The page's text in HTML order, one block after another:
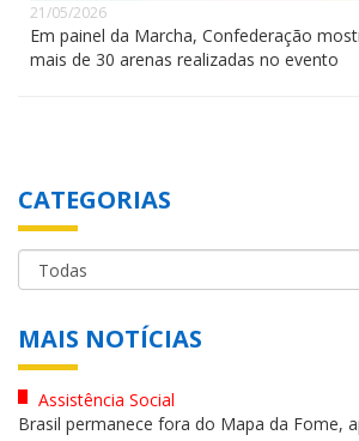
21/05/2026
Em painel da Marcha, Confederação
mais de 30 arenas realizadas no evento
CATEGORIAS
MAIS NOTÍCIAS
Assistência Social
Brasil permanece fora do Mapa da Fome,